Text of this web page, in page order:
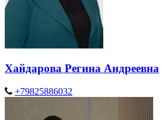
Хайдарова Регина Андреевна
+79825886032